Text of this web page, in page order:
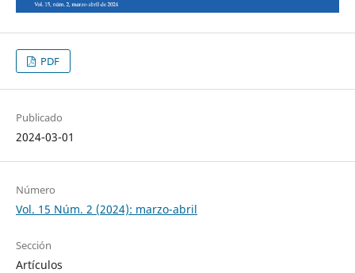
PDF
Publicado
2024-03-01
Número
Vol. 15 Núm. 2 (2024): marzo-abril
Sección
Artículos